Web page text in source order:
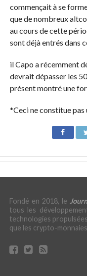
commençait à se
que de nombreux
au cours de cette
sont déjà entrés dans
il Capo a récemment
devrait dépasser les
présent montré une
*Ceci ne constitue pas
Fondé en 2018, le
tous les
technologies
que les crypto-